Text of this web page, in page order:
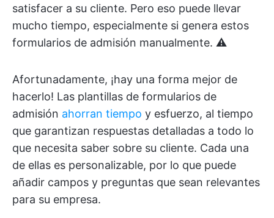
satisfacer a su cliente. Pero eso puede llevar
mucho tiempo, especialmente si genera estos
formularios de admisión manualmente. ⚠️
Afortunadamente, ¡hay una forma mejor de
hacerlo! Las plantillas de formularios de
admisión ahorran tiempo y esfuerzo, al tiempo
que garantizan respuestas detalladas a todo lo
que necesita saber sobre su cliente. Cada una
de ellas es personalizable, por lo que puede
añadir campos y preguntas que sean relevantes
para su empresa.